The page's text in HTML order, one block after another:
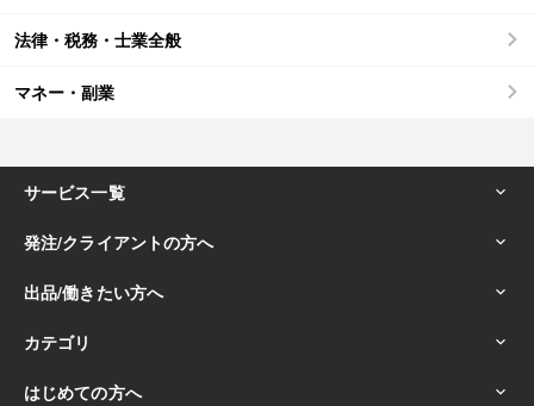
法律・税務・士業全般
マネー・副業